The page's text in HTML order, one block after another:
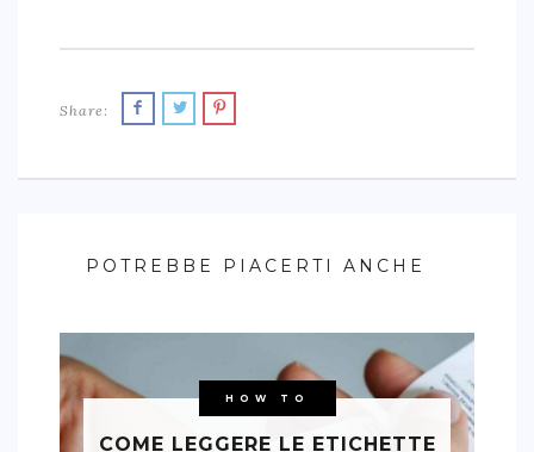
Share:
POTREBBE PIACERTI ANCHE
HOW TO
COME LEGGERE LE ETICHETTE